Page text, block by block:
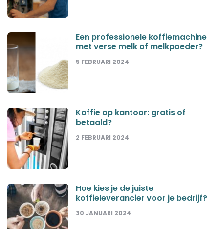
Een professionele koffiemachine
met verse melk of melkpoeder?
5 FEBRUARI 2024
Koffie op kantoor: gratis of
betaald?
2 FEBRUARI 2024
Hoe kies je de juiste
koffieleverancier voor je bedrijf?
30 JANUARI 2024